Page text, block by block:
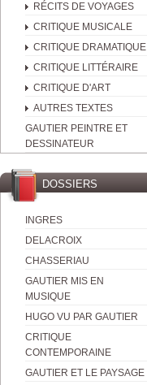
RÉCITS DE VOYAGES
CRITIQUE MUSICALE
CRITIQUE DRAMATIQUE
CRITIQUE LITTÉRAIRE
CRITIQUE D'ART
AUTRES TEXTES
GAUTIER PEINTRE ET
DESSINATEUR
DOSSIERS
INGRES
DELACROIX
CHASSERIAU
GAUTIER MIS EN
MUSIQUE
HUGO VU PAR GAUTIER
CRITIQUE
CONTEMPORAINE
GAUTIER ET LE PAYSAGE